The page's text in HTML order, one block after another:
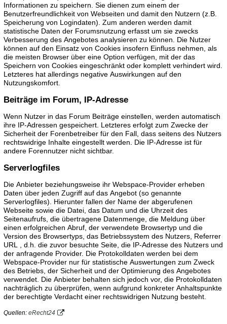
Informationen zu speichern. Sie dienen zum einem der
Benutzerfreundlichkeit von Webseiten und damit den Nutzern (z.B.
Speicherung von Logindaten). Zum anderen werden damit
statistische Daten der Forumsnutzung erfasst um sie zwecks
Verbesserung des Angebotes analysieren zu können. Die Nutzer
können auf den Einsatz von Cookies insofern Einfluss nehmen, als
die meisten Browser über eine Option verfügen, mit der das
Speichern von Cookies eingeschränkt oder komplett verhindert wird.
Letzteres hat allerdings negative Auswirkungen auf den
Nutzungskomfort.
Beiträge im Forum, IP-Adresse
Wenn Nutzer in das Forum Beiträge einstellen, werden automatisch
ihre IP-Adressen gespeichert. Letzteres erfolgt zum Zwecke der
Sicherheit der Forenbetreiber für den Fall, dass seitens des Nutzers
rechtswidrige Inhalte eingestellt werden. Die IP-Adresse ist für
andere Forennutzer nicht sichtbar.
Serverlogfiles
Die Anbieter beziehungsweise ihr Webspace-Provider erheben
Daten über jeden Zugriff auf das Angebot (so genannte
Serverlogfiles). Hierunter fallen der Name der abgerufenen
Webseite sowie die Datei, das Datum und die Uhrzeit des
Seitenaufrufs, die übertragene Datenmenge, die Meldung über
einen erfolgreichen Abruf, der verwendete Browsertyp und die
Version des Browsertyps, das Betriebssystem des Nutzers, Referrer
URL , d.h. die zuvor besuchte Seite, die IP-Adresse des Nutzers und
der anfragende Provider. Die Protokolldaten werden bei dem
Webspace-Provider nur für statistische Auswertungen zum Zweck
des Betriebs, der Sicherheit und der Optimierung des Angebotes
verwendet. Die Anbieter behalten sich jedoch vor, die Protokolldaten
nachträglich zu überprüfen, wenn aufgrund konkreter Anhaltspunkte
der berechtigte Verdacht einer rechtswidrigen Nutzung besteht.
Quellen: eRecht24